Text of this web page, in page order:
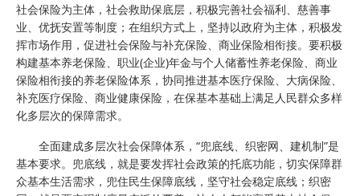
社会保险为主体，社会救助保底层，积极完善社会福利、慈善事
业、优抚安置等制度；在组织方式上，坚持以政府为主体，积极发
挥市场作用，促进社会保险与补充保险、商业保险相衔接。要积极
构建基本养老保险、职业(企业)年金与个人储蓄性养老保险、商业
保险相衔接的养老保险体系，协同推进基本医疗保险、大病保险、
补充医疗保险、商业健康保险，在保基本基础上满足人民群众多样
化多层次的保障需求。
全面建成多层次社会保障体系，“兜底线、织密网、建机制”是
基本要求。兜底线，就是要发挥社会政策的托底功能，切实保障群
众基本生活需求，兜住民生保障底线，坚守社会稳定底线；织密